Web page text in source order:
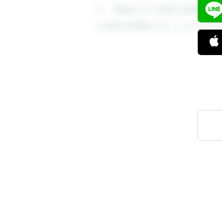
す。登録すると回答を閲覧す
と回答を閲覧することができ